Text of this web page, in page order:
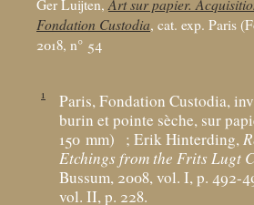
Ger Luijten, Art sur papier.
Fondation Custodia, cat. exp. Paris
2018, n° 54
1
Paris, Fondation Custodia,
burin et pointe sèche, sur
150 mm) ; Erik Hinterding,
Etchings from the Frits Lugt
Bussum, 2008, vol. I, p. 492-
vol. II, p. 228.